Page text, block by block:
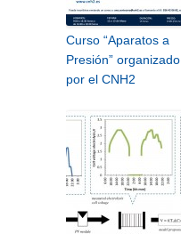
Curso “Aparatos a
Presión” organizado
por el CNH2